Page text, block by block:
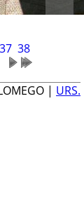
37 38
| URS.